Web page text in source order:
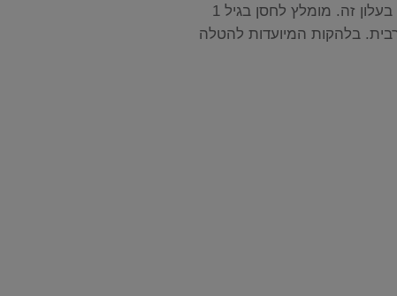
התרכיב בהתאם לשיטת החיסון ועל פי ההנחיות המצורפות בעלון זה. מומלץ לחסן בגיל 1
יעילות מרבית. בלהקות המיועדות להטלה